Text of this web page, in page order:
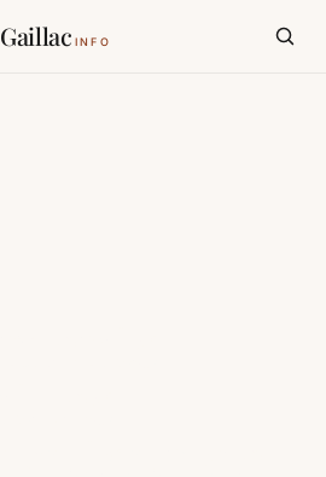
Gaillac INFO
chambre, château, lumière du matin